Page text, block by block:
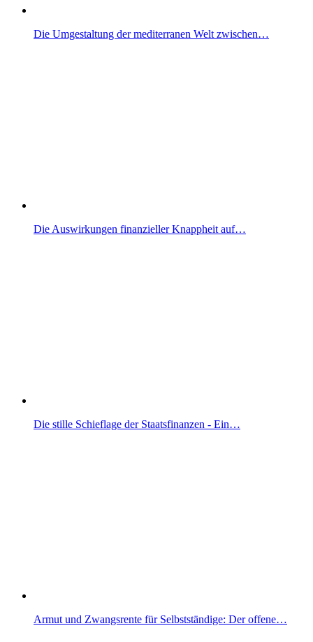
Die Umgestaltung der mediterranen Welt zwischen…
Die Auswirkungen finanzieller Knappheit auf…
Die stille Schieflage der Staatsfinanzen - Ein…
Armut und Zwangsrente für Selbstständige: Der offene…